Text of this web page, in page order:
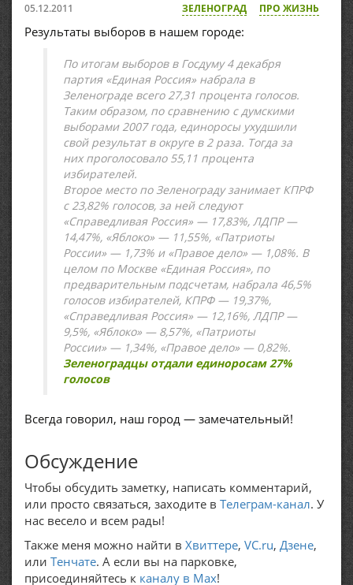
05.12.2011 ЗЕЛЕНОГРАД ПРО ЖИЗНЬ
Результаты выборов в нашем городе:
По итогам выборов в Госдуму 4 декабря
партия «Единая Россия» набрала в
Зеленограде всего 27,31 процента голосов.
Таким образом, по сравнению с думскими
выборами 2007 года, единоросы ухудшили
свой результат в округе в 2 раза. Тогда за
них проголосовало 55,11 процента
избирателей.
Второе место по Зеленограду занимает КПРФ
с 23,82% голосов, за ней следуют
«Справедливая Россия» — 17,83%, ЛДПР —
14,47%, «Яблоко» — 11,55%, «Патриоты
России» — 1,73% и «Правое дело» — 1,08%. В
целом по Москве «Единая Россия», по
предварительным подсчетам, набрала 46,5%
голосов избирателей, КПРФ — 19,37%,
«Справедливая Россия» — 12,16%, ЛДПР —
9,5%, «Яблоко» — 8,57%, «Патриоты
России» — 1,34%, «Правое дело» — 0,82%.
Зеленоградцы отдали единоросам 27%
голосов
Всегда говорил, наш город — замечательный!
Обсуждение
Чтобы обсудить заметку, написать комментарий,
или просто связаться, заходите в Телеграм-канал. У
нас весело и всем рады!
Также меня можно найти в Хвиттере, VC.ru, Дзене,
или Тенчате. А если вы на парковке,
присоединяйтесь к каналу в Max!